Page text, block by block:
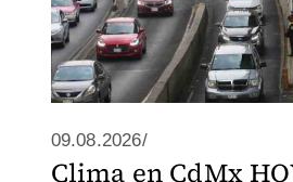
09.08.2026/
Clima en CdMx